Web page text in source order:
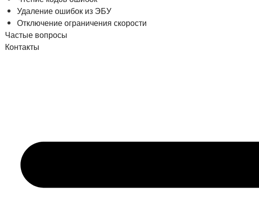
Удаление ошибок из ЭБУ
Отключение ограничения скорости
Частые вопросы
Контакты